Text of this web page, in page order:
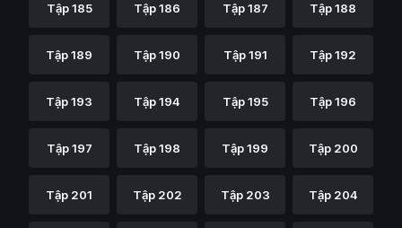
Tập 185 Tập 186 Tập 187 Tập 188
Tập 189 Tập 190 Tập 191 Tập 192
Tập 193 Tập 194 Tập 195 Tập 196
Tập 197 Tập 198 Tập 199 Tập 200
Tập 201 Tập 202 Tập 203 Tập 204